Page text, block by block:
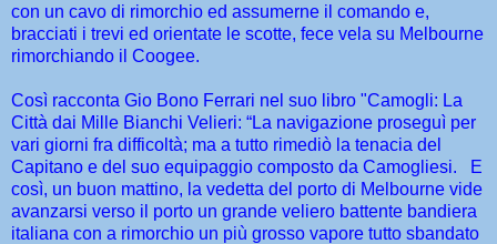
con un cavo di rimorchio ed assumerne il comando e,
bracciati i trevi ed orientate le scotte, fece vela su Melbourne
rimorchiando il Coogee.
Così racconta Gio Bono Ferrari nel suo libro "Camogli: La
Città dai Mille Bianchi Velieri: “La navigazione proseguì per
vari giorni fra difficoltà; ma a tutto rimediò la tenacia del
Capitano e del suo equipaggio composto da Camogliesi.
E
così, un buon mattino, la vedetta del porto di Melbourne vide
avanzarsi verso il porto un grande veliero battente bandiera
italiana con a rimorchio un più grosso vapore tutto sbandato